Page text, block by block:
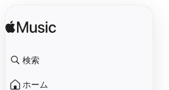
検索
ホーム